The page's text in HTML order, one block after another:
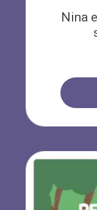
Nina